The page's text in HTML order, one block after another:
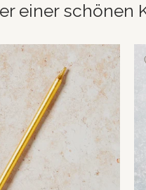
einer schönen